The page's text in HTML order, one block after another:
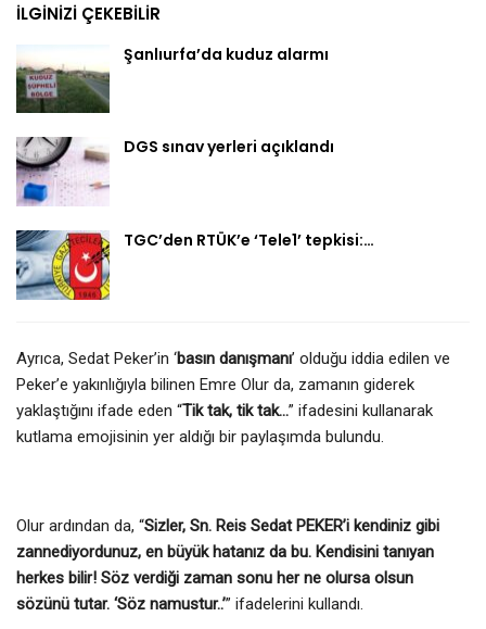
İLGINIZI ÇEKEBILIR
Şanlıurfa’da kuduz alarmı
DGS sınav yerleri açıklandı
TGC’den RTÜK’e ‘Tele1’ tepkisi:…
Ayrıca, Sedat Peker’in ‘basın danışmanı’ olduğu iddia edilen ve
Peker’e yakınlığıyla bilinen Emre Olur da, zamanın giderek
yaklaştığını ifade eden “Tik tak, tik tak…” ifadesini kullanarak
kutlama emojisinin yer aldığı bir paylaşımda bulundu.
Olur ardından da, “Sizler, Sn. Reis Sedat PEKER’i kendiniz gibi
zannediyordunuz, en büyük hatanız da bu. Kendisini tanıyan
herkes bilir! Söz verdiği zaman sonu her ne olursa olsun
sözünü tutar. ‘Söz namustur..’” ifadelerini kullandı.